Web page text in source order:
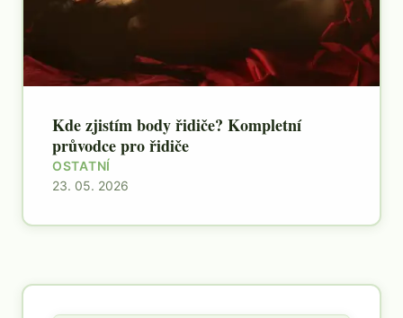
Kde zjistím body řidiče? Kompletní
průvodce pro řidiče
OSTATNÍ
23. 05. 2026